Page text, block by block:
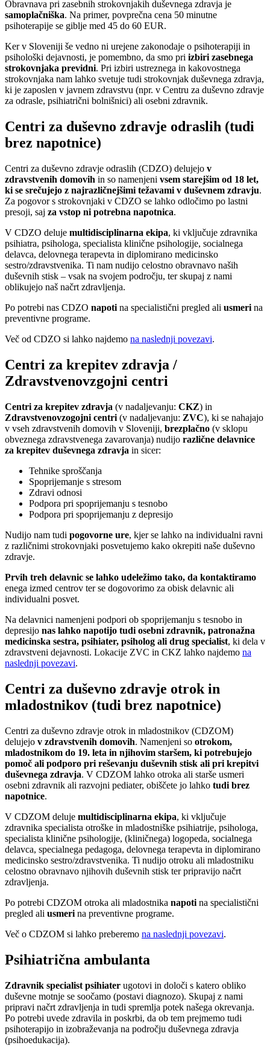
Obravnava pri zasebnih strokovnjakih duševnega zdravja je
samoplačniška. Na primer, povprečna cena 50 minutne
psihoterapije se giblje med 45 do 60 EUR.
Ker v Sloveniji še vedno ni urejene zakonodaje o psihoterapiji in
psihološki dejavnosti, je pomembno, da smo pri izbiri zasebnega
strokovnjaka previdni. Pri izbiri ustreznega in kakovostnega
strokovnjaka nam lahko svetuje tudi strokovnjak duševnega zdravja,
ki je zaposlen v javnem zdravstvu (npr. v Centru za duševno zdravje
za odrasle, psihiatrični bolnišnici) ali osebni zdravnik.
Centri za duševno zdravje odraslih (tudi
brez napotnice)
Centri za duševno zdravje odraslih (CDZO) delujejo v
zdravstvenih domovih in so namenjeni vsem starejšim od 18 let,
ki se srečujejo z najrazličnejšimi težavami v duševnem zdravju.
Za pogovor s strokovnjaki v CDZO se lahko odločimo po lastni
presoji, saj za vstop ni potrebna napotnica.
V CDZO deluje multidisciplinarna ekipa, ki vključuje zdravnika
psihiatra, psihologa, specialista klinične psihologije, socialnega
delavca, delovnega terapevta in diplomirano medicinsko
sestro/zdravstvenika. Ti nam nudijo celostno obravnavo naših
duševnih stisk – vsak na svojem področju, ter skupaj z nami
oblikujejo naš načrt zdravljenja.
Po potrebi nas CDZO napoti na specialistični pregled ali usmeri na
preventivne programe.
Več od CDZO si lahko najdemo na naslednji povezavi.
Centri za krepitev zdravja /
Zdravstvenovzgojni centri
Centri za krepitev zdravja (v nadaljevanju: CKZ) in
Zdravstvenovzogojni centri (v nadaljevanju: ZVC), ki se nahajajo
v vseh zdravstvenih domovih v Sloveniji, brezplačno (v sklopu
obveznega zdravstvenega zavarovanja) nudijo različne delavnice
za krepitev duševnega zdravja in sicer:
Tehnike sproščanja
Spoprijemanje s stresom
Zdravi odnosi
Podpora pri spoprijemanju s tesnobo
Podpora pri spoprijemanju z depresijo
Nudijo nam tudi pogovorne ure, kjer se lahko na individualni ravni
z različnimi strokovnjaki posvetujemo kako okrepiti naše duševno
zdravje.
Prvih treh delavnic se lahko udeležimo tako, da kontaktiramo
enega izmed centrov ter se dogovorimo za obisk delavnic ali
individualni posvet.
Na delavnici namenjeni podpori ob spoprijemanju s tesnobo in
depresijo nas lahko napotijo tudi osebni zdravnik, patronažna
medicinska sestra, psihiater, psiholog ali drug specialist, ki dela v
zdravstveni dejavnosti. Lokacije ZVC in CKZ lahko najdemo na
naslednji povezavi.
Centri za duševno zdravje otrok in
mladostnikov (tudi brez napotnice)
Centri za duševno zdravje otrok in mladostnikov (CDZOM)
delujejo v zdravstvenih domovih. Namenjeni so otrokom,
mladostnikom do 19. leta in njihovim staršem, ki potrebujejo
pomoč ali podporo pri reševanju duševnih stisk ali pri krepitvi
duševnega zdravja. V CDZOM lahko otroka ali starše usmeri
osebni zdravnik ali razvojni pediater, obiščete jo lahko tudi brez
napotnice.
V CDZOM deluje multidisciplinarna ekipa, ki vključuje
zdravnika specialista otroške in mladostniške psihiatrije, psihologa,
specialista klinične psihologije, (kliničnega) logopeda, socialnega
delavca, specialnega pedagoga, delovnega terapevta in diplomirano
medicinsko sestro/zdravstvenika. Ti nudijo otroku ali mladostniku
celostno obravnavo njihovih duševnih stisk ter pripravijo načrt
zdravljenja.
Po potrebi CDZOM otroka ali mladostnika napoti na specialistični
pregled ali usmeri na preventivne programe.
Več o CDZOM si lahko preberemo na naslednji povezavi.
Psihiatrična ambulanta
Zdravnik specialist psihiater ugotovi in določi s katero obliko
duševne motnje se soočamo (postavi diagnozo). Skupaj z nami
pripravi načrt zdravljenja in tudi spremlja potek našega okrevanja.
Po potrebi uvede zdravila in poskrbi, da ob tem prejmemo tudi
psihoterapijo in izobraževanja na področju duševnega zdravja
(psihoedukacija).